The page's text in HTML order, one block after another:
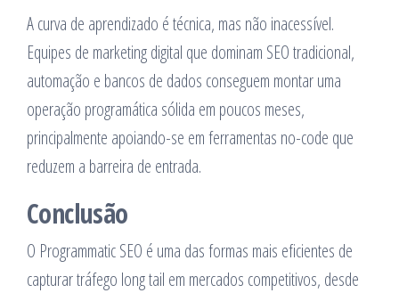
A curva de aprendizado é técnica, mas não inacessível.
Equipes de marketing digital que dominam SEO tradicional,
automação e bancos de dados conseguem montar uma
operação programática sólida em poucos meses,
principalmente apoiando-se em ferramentas no-code que
reduzem a barreira de entrada.
Conclusão
O Programmatic SEO é uma das formas mais eficientes de
capturar tráfego long tail em mercados competitivos, desde